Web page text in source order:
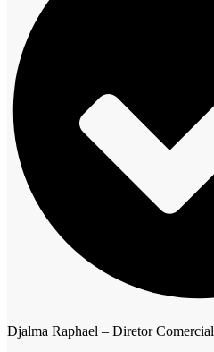
Djalma Raphael – Diretor Comercial